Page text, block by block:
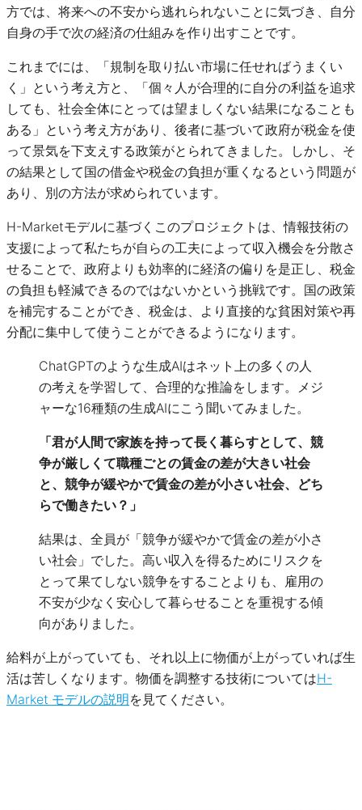
方では、将来への不安から逃れられないことに気づき、自分
自身の手で次の経済の仕組みを作り出すことです。
これまでには、「規制を取り払い市場に任せればうまくい
く」という考え方と、「個々人が合理的に自分の利益を追求
しても、社会全体にとっては望ましくない結果になることも
ある」という考え方があり、後者に基づいて政府が税金を使
って景気を下支えする政策がとられてきました。しかし、そ
の結果として国の借金や税金の負担が重くなるという問題が
あり、別の方法が求められています。
H-Marketモデルに基づくこのプロジェクトは、情報技術の
支援によって私たちが自らの工夫によって収入機会を分散さ
せることで、政府よりも効率的に経済の偏りを是正し、税金
の負担も軽減できるのではないかという挑戦です。国の政策
を補完することができ、税金は、より直接的な貧困対策や再
分配に集中して使うことができるようになります。
ChatGPTのような生成AIはネット上の多くの人
の考えを学習して、合理的な推論をします。メジ
ャーな16種類の生成AIにこう聞いてみました。
「君が人間で家族を持って長く暮らすとして、競
争が厳しくて職種ごとの賃金の差が大きい社会
と、競争が緩やかで賃金の差が小さい社会、どち
らで働きたい？」
結果は、全員が「競争が緩やかで賃金の差が小さ
い社会」でした。高い収入を得るためにリスクを
とって果てしない競争をすることよりも、雇用の
不安が少なく安心して暮らせることを重視する傾
向がありました。
給料が上がっていても、それ以上に物価が上がっていれば生
活は苦しくなります。物価を調整する技術についてはH-
Market モデルの説明を見てください。